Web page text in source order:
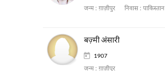
जन्म : ग़ाज़ीपुर निवास : पाकिस्तान
बज़्मी अंसारी
1907
जन्म : ग़ाज़ीपुर